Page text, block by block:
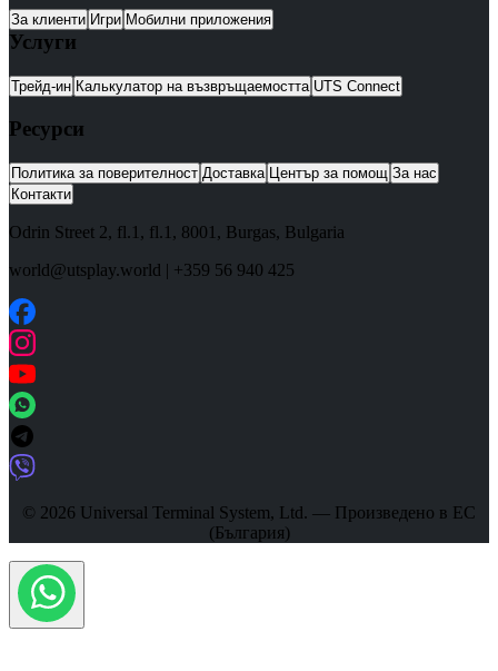
За клиенти Игри Мобилни приложения
Услуги
Трейд-ин Калькулатор на възвръщаемостта UTS Connect
Ресурси
Политика за поверителност Доставка Център за помощ За нас
Контакти
Odrin Street 2, fl.1 , fl.1, 8001 , Burgas, Bulgaria
world@utsplay.world | +359 56 940 425
© 2026 Universal Terminal System, Ltd. — Произведено в ЕС
(България)